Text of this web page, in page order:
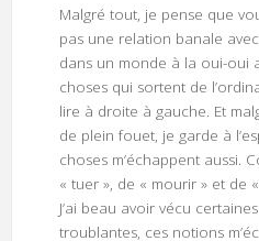
Malgré tout, je pense que
pas une relation banale
dans un monde à la oui-oui
choses qui sortent de
lire à droite à gauche. Et
de plein fouet, je garde à
choses m’échappent aussi.
« tuer », de « mourir » et de
J’ai beau avoir vécu
troublantes, ces notions